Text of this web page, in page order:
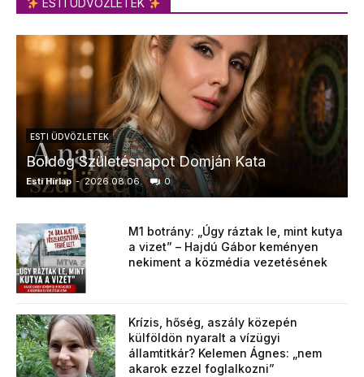
ESTI ÜDVÖZLETEK
ESTI ÜDVÖZLETEK
Boldog Születésnapot Domján Kata
Esti Hírlap - 2026.08.06. 0
M1 botrány: „Úgy ráztak le, mint kutya
a vizet” – Hajdú Gábor keményen
nekiment a közmédia vezetésének
Krízis, hőség, aszály közepén
külföldön nyaralt a vízügyi
államtitkár? Kelemen Ágnes: „nem
akarok ezzel foglalkozni”